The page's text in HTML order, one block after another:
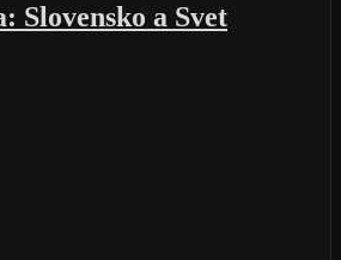
Slovensko a Svet